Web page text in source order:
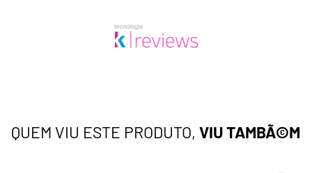
QUEM VIU ESTE PRODUTO, VIU TAMBÃ©M